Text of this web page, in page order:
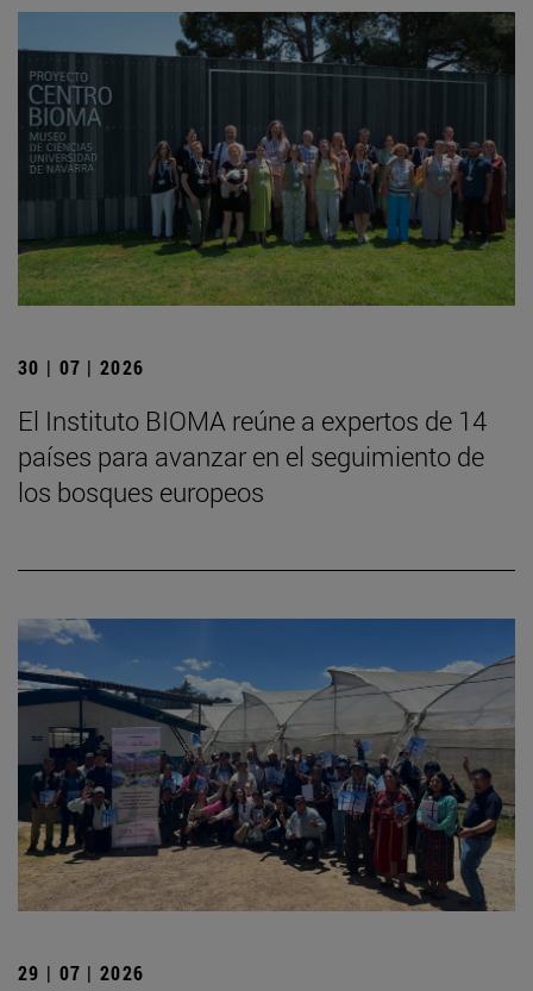
30 | 07 | 2026
El Instituto BIOMA reúne a expertos de 14
países para avanzar en el seguimiento de
los bosques europeos
29 | 07 | 2026